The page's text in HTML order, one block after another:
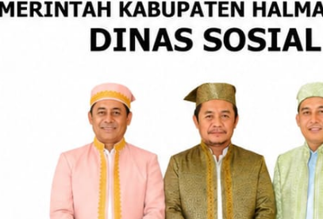
Utara Bagikan
Dialog Bersama